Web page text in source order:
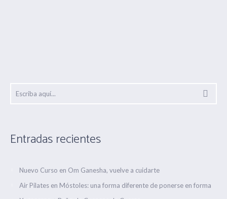
Entradas recientes
Nuevo Curso en Om Ganesha, vuelve a cuidarte
Air Pilates en Móstoles: una forma diferente de ponerse en forma